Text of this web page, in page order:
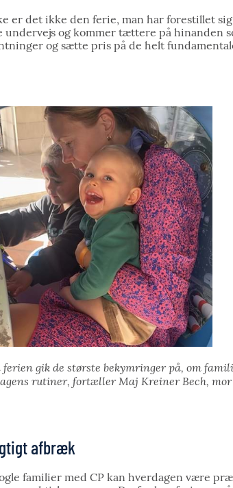
er det ikke den ferie, man har forestillet
undervejs og kommer tættere på hinanden
og sætte pris på de helt
ferien gik de største bekymringer på, om
rutiner, fortæller Maj Kreiner Bech,
afbræk
familier med CP kan hverdagen være